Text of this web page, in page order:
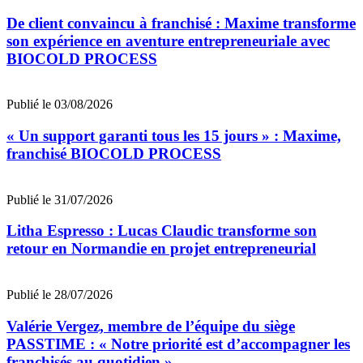
De client convaincu à franchisé : Maxime transforme
son expérience en aventure entrepreneuriale avec
BIOCOLD PROCESS
Publié le 03/08/2026
« Un support garanti tous les 15 jours » : Maxime,
franchisé BIOCOLD PROCESS
Publié le 31/07/2026
Litha Espresso : Lucas Claudic transforme son
retour en Normandie en projet entrepreneurial
Publié le 28/07/2026
Valérie Vergez, membre de l’équipe du siège
PASSTIME : « Notre priorité est d’accompagner les